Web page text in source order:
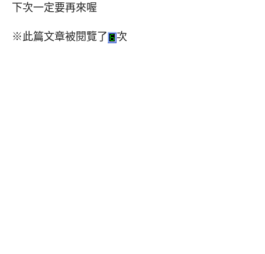
下次一定要再來喔
※此篇文章被閱覽了 次